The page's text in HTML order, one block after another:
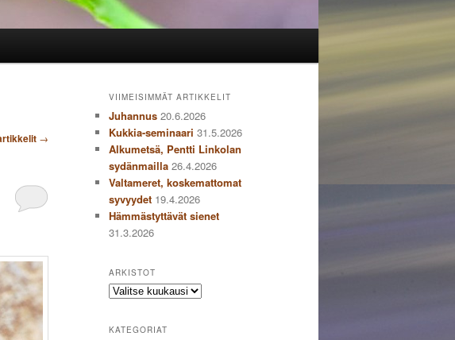
→
VIIMEISIMMÄT ARTIKKELIT
Juhannus 20.6.2026
Kukkia-seminaari 31.5.2026
Alkumetsä, Pentti Linkolan
sydänmailla 26.4.2026
Valtameret, koskemattomat
syvyydet 19.4.2026
Hämmästyttävät sienet
31.3.2026
ARKISTOT
Arkistot
KATEGORIAT